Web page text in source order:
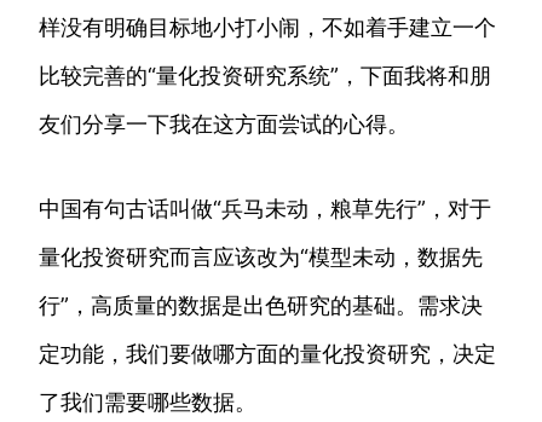
样没有明确目标地小打小闹，不如着手建立一个
比较完善的“量化投资研究系统”，下面我将和朋
友们分享一下我在这方面尝试的心得。
中国有句古话叫做“兵马未动，粮草先行”，对于
量化投资研究而言应该改为“模型未动，数据先
行”，高质量的数据是出色研究的基础。需求决
定功能，我们要做哪方面的量化投资研究，决定
了我们需要哪些数据。